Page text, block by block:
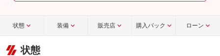
状態 装備 販売店 購入パック ローン
状態